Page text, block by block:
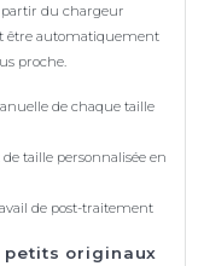
du chargeur
être automatiquement
proche.
de chaque taille
taille personnalisée en
de post-traitement
petits originaux